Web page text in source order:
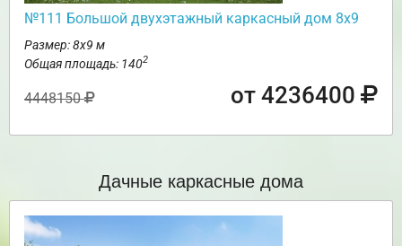
№111 Большой двухэтажный каркасный дом 8х9
Размер: 8х9 м
Общая площадь: 1402
4448150 от 4236400
Дачные каркасные дома